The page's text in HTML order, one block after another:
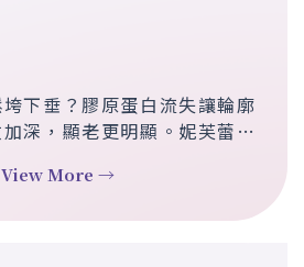
下垂？膠原蛋白流失讓輪廓
深，顯老更明顯。妮芙蕾
的緊緻效果，通過國際醫學
僵硬。三次療程，見證從鬆垮
View More →